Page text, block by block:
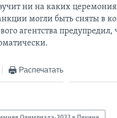
ни на каких
могли быть сняты в
агентства предупредил,
Распечатать